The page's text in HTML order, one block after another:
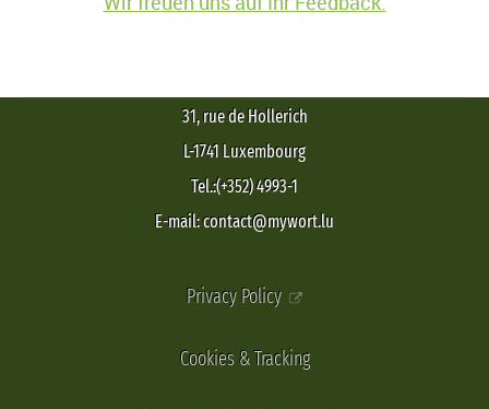
31, rue de Hollerich
L-1741 Luxembourg
Tel.:(+352) 4993-1
E-mail: contact@mywort.lu
Privacy Policy
Cookies & Tracking